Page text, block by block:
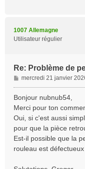
1007 Allemagne
Utilisateur régulier
Re: Problème de
M
e
s
g
e
mercredi 21 janvier
Bonjour nubnub54,
Merci pour ton
Oui, si c'est aussi
pour que la pièce
Est-il possible que la
rouleau est